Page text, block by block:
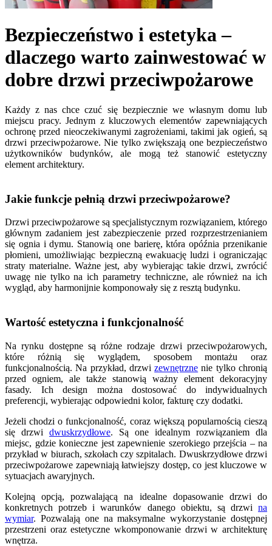
Bezpieczeństwo i estetyka –
dlaczego warto zainwestować w
dobre drzwi przeciwpożarowe
Każdy z nas chce czuć się bezpiecznie we własnym domu lub
miejscu pracy. Jednym z kluczowych elementów zapewniających
ochronę przed nieoczekiwanymi zagrożeniami, takimi jak ogień, są
drzwi przeciwpożarowe. Nie tylko zwiększają one bezpieczeństwo
użytkowników budynków, ale mogą też stanowić estetyczny
element architektury.
Jakie funkcje pełnią drzwi przeciwpożarowe?
Drzwi przeciwpożarowe są specjalistycznym rozwiązaniem, którego
głównym zadaniem jest zabezpieczenie przed rozprzestrzenianiem
się ognia i dymu. Stanowią one barierę, która opóźnia przenikanie
płomieni, umożliwiając bezpieczną ewakuację ludzi i ograniczając
straty materialne. Ważne jest, aby wybierając takie drzwi, zwrócić
uwagę nie tylko na ich parametry techniczne, ale również na ich
wygląd, aby harmonijnie komponowały się z resztą budynku.
Wartość estetyczna i funkcjonalność
Na rynku dostępne są różne rodzaje drzwi przeciwpożarowych,
które różnią się wyglądem, sposobem montażu oraz
funkcjonalnością. Na przykład, drzwizewnętrzne nie tylko chronią
przed ogniem, ale także stanowią ważny element dekoracyjny
fasady. Ich design można dostosować do indywidualnych
preferencji, wybierając odpowiedni kolor, fakturę czy dodatki.
Jeżeli chodzi o funkcjonalność, coraz większą popularnością cieszą
się drzwi dwuskrzydłowe. Są one idealnym rozwiązaniem dla
miejsc, gdzie konieczne jest zapewnienie szerokiego przejścia – na
przykład w biurach, szkołach czy szpitalach. Dwuskrzydłowe drzwi
przeciwpożarowe zapewniają łatwiejszy dostęp, co jest kluczowe w
sytuacjach awaryjnych.
Kolejną opcją, pozwalającą na idealne dopasowanie drzwi do
konkretnych potrzeb i warunków danego obiektu, są drzwi na
wymiar. Pozwalają one na maksymalne wykorzystanie dostępnej
przestrzeni oraz estetyczne wkomponowanie drzwi w architekturę
wnętrza.